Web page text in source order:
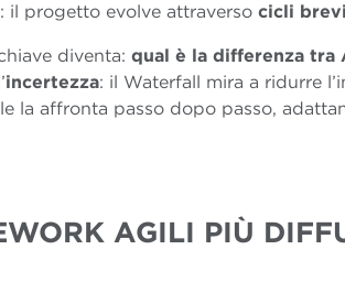
: il progetto evolve attraverso cicli brevi
diventa: qual è la differenza tra
’incertezza: il Waterfall mira a ridurre
la affronta passo dopo passo,
AGILI PIÙ